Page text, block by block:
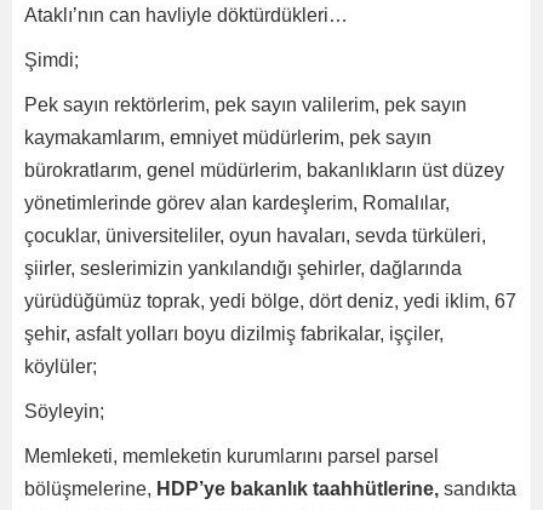
Ataklı’nın can havliyle döktürdükleri…
Şimdi;
Pek sayın rektörlerim, pek sayın valilerim, pek sayın
kaymakamlarım, emniyet müdürlerim, pek sayın
bürokratlarım, genel müdürlerim, bakanlıkların üst düzey
yönetimlerinde görev alan kardeşlerim, Romalılar,
çocuklar, üniversiteliler, oyun havaları, sevda türküleri,
şiirler, seslerimizin yankılandığı şehirler, dağlarında
yürüdüğümüz toprak, yedi bölge, dört deniz, yedi iklim, 67
şehir, asfalt yolları boyu dizilmiş fabrikalar, işçiler,
köylüler;
Söyleyin;
Memleketi, memleketin kurumlarını parsel parsel
bölüşmelerine, HDP’ye bakanlık taahhütlerine, sandıkta